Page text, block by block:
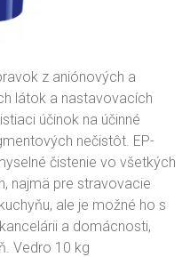
z aniónových a
látok a nastavovacích
účinok na účinné
nečistôt. EP-
čistenie vo všetkých
najmä pre stravovacie
ale je možné ho s
a domácnosti,
Vedro 10 kg